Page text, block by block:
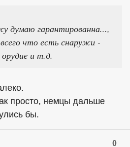
думаю гарантированна...,
что есть снаружи -
и т.д.
просто, немцы дальше
бы.
0